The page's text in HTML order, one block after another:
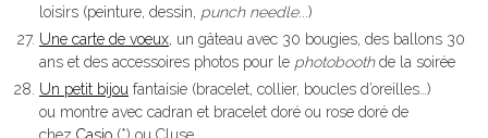
loisirs (peinture, dessin, punch needle...)
Une carte de voeux, un gâteau avec 30 bougies, des ballons 30
ans et des accessoires photos pour le photoboothde la soirée
Un petit bijou fantaisie (bracelet, collier, boucles d’oreilles…)
ou montre avec cadran et bracelet doré ou rose doré de